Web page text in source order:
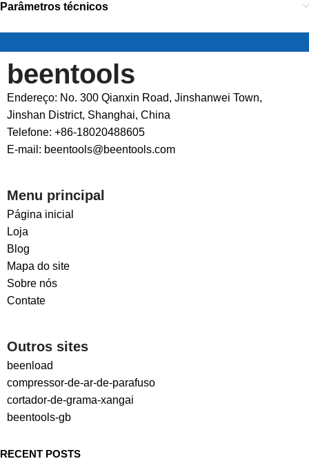
Parâmetros técnicos
beentools
Endereço: No. 300 Qianxin Road, Jinshanwei Town,
Jinshan District, Shanghai, China
Telefone: +86-18020488605
E-mail: beentools@beentools.com
Menu principal
Página inicial
Loja
Blog
Mapa do site
Sobre nós
Contate
Outros sites
beenload
compressor-de-ar-de-parafuso
cortador-de-grama-xangai
beentools-gb
RECENT POSTS